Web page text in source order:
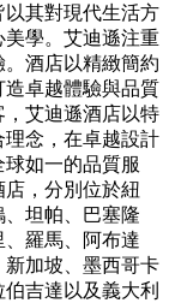
其對現代生活方
學。艾迪遜注重
酒店以精緻簡約
卓越體驗與品質
，艾迪遜酒店以特
念，在卓越設計
如一的品質服
，分別位於紐
坦帕、巴塞隆
羅馬、阿布達
新加坡、墨西哥卡
吉達以及義大利